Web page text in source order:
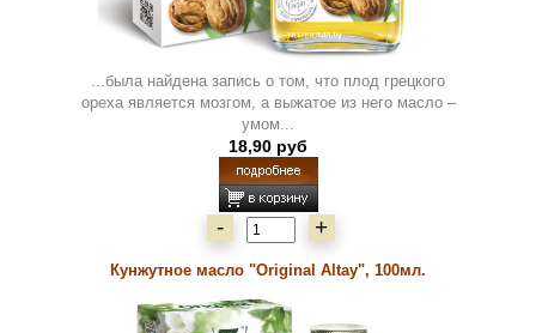
...была найдена запись о том, что плод грецкого
ореха является мозгом, а выжатое из него масло –
умом...
18,90 руб
- +
Кунжутное масло "Original Altay", 100мл.